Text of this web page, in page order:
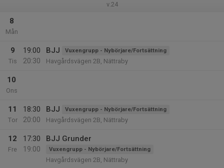
v.24
8
Mån
9
Tis
19:00
20:30
BJJ Vuxengrupp - Nybörjare/Fortsättning
Havgårdsvägen 2B, Nättraby
10
Ons
11
Tor
18:30
20:00
BJJ Vuxengrupp - Nybörjare/Fortsättning
Havgårdsvägen 2B, Nättraby
12
Fre
17:30
19:00
BJJ Grunder
Vuxengrupp - Nybörjare/Fortsättning
Havgårdsvägen 2B, Nättraby